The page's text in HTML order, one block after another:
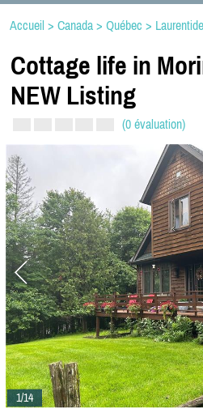
Accueil > Canada > Québec >
Cottage life in
NEW Listing
(0 évaluation)
1/14